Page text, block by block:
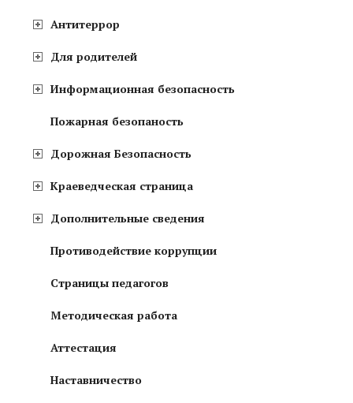
Антитеррор
Для родителей
Информационная безопасность
Пожарная безопаность
Дорожная Безопасность
Краеведческая страница
Дополнительные сведения
Противодействие коррупции
Страницы педагогов
Методическая работа
Аттестация
Наставничество